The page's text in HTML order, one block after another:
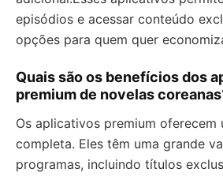
episódios e acessar conteúdo
opções para quem quer
Quais são os benefícios dos
premium de novelas
Os aplicativos premium oferecem
completa. Eles têm uma grande
programas, incluindo títulos